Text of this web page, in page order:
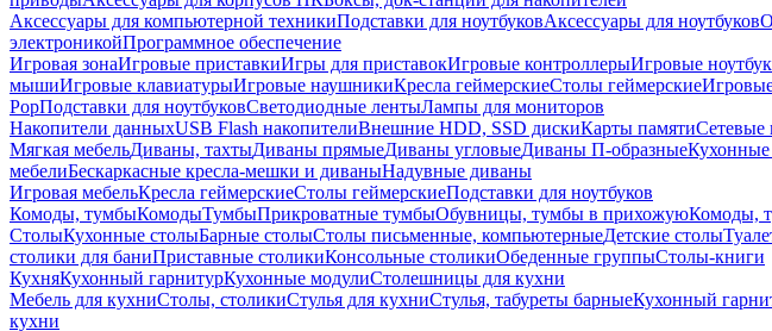
Аксессуары для компьютерной техникиПодставки для ноутбуковАксессуары для ноутбуков
электроникойПрограммное обеспечение
Игровая зонаИгровые приставкиИгры для приставокИгровые контроллерыИгровые
мышиИгровые клавиатурыИгровые наушникиКресла геймерскиеСтолы геймерские
PopПодставки для ноутбуковСветодиодные лентыЛампы для мониторов
Накопители данныхUSB Flash накопителиВнешние HDD, SSD дискиКарты памятиСетевые
Мягкая мебельДиваны, тахтыДиваны прямыеДиваны угловыеДиваны П-образные
мебелиБескаркасные кресла-мешки и диваныНадувные диваны
Игровая мебельКресла геймерскиеСтолы геймерскиеПодставки для ноутбуков
Комоды, тумбыКомодыТумбыПрикроватные тумбыОбувницы, тумбы в прихожуюКомоды,
СтолыКухонные столыБарные столыСтолы письменные, компьютерныеДетские столы
столики для баниПриставные столикиКонсольные столикиОбеденные группыСтолы-книги
КухняКухонный гарнитурКухонные модулиСтолешницы для кухни
Мебель для кухниСтолы, столикиСтулья для кухниСтулья, табуреты барныеКухонный
кухни